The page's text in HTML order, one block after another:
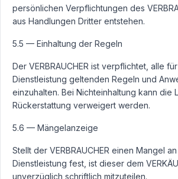
persönlichen Verpflichtungen des
aus Handlungen Dritter entstehen.
5.5 — Einhaltung der Regeln
Der VERBRAUCHER ist verpflichtet, alle
Dienstleistung geltenden Regeln und
einzuhalten. Bei Nichteinhaltung kann die
Rückerstattung verweigert werden.
5.6 — Mängelanzeige
Stellt der VERBRAUCHER einen Mangel
Dienstleistung fest, ist dieser dem
unverzüglich schriftlich mitzuteilen.